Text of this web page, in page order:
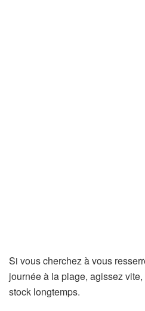
Si vous cherchez à vous
journée à la plage, agissez
stock longtemps.